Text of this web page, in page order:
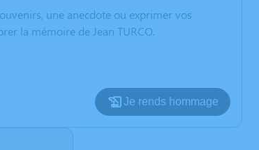
une anecdote ou exprimer vos
la mémoire de Jean TURCO.
Je rends hommage